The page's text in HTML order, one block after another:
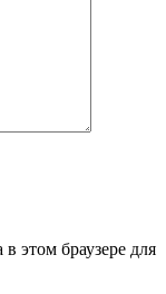
этом браузере для